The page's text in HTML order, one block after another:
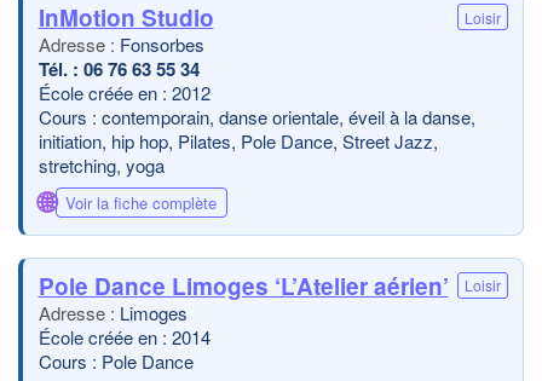
InMotion Studio Loisir
Fonsorbes
06 76 63 55 34
École créée en : 2012
Cours : contemporain, danse orientale, éveil à la danse,
initiation, hip hop, Pilates, Pole Dance, Street Jazz,
stretching, yoga
🌐 Voir la fiche complète
Pole Dance Limoges ‘L’Atelier aérien’ Loisir
Limoges
École créée en : 2014
Cours : Pole Dance